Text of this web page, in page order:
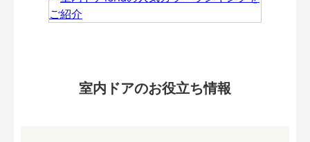
室内ドアのお役立ち情報